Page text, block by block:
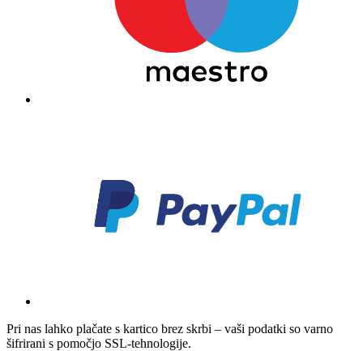
Pri nas lahko plačate s kartico brez skrbi – vaši podatki so varno
šifrirani s pomočjo SSL-tehnologije.